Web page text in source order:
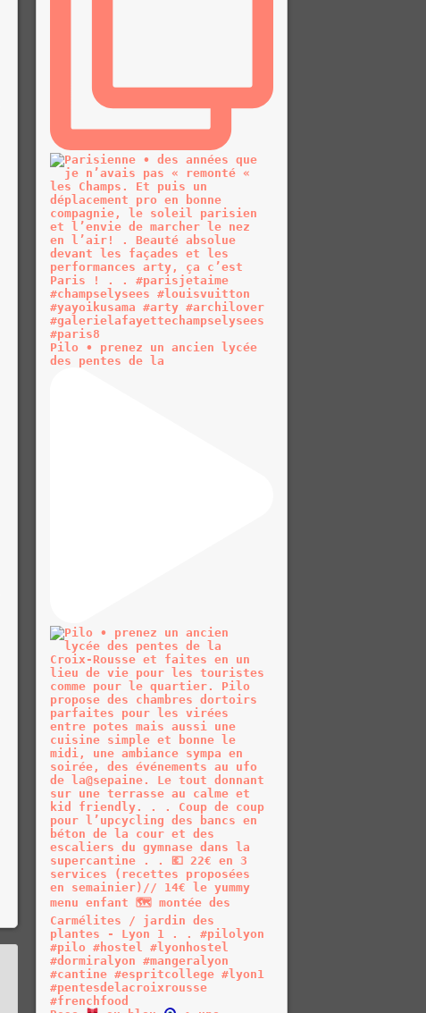
Pilo • prenez un ancien lycée
des pentes de la